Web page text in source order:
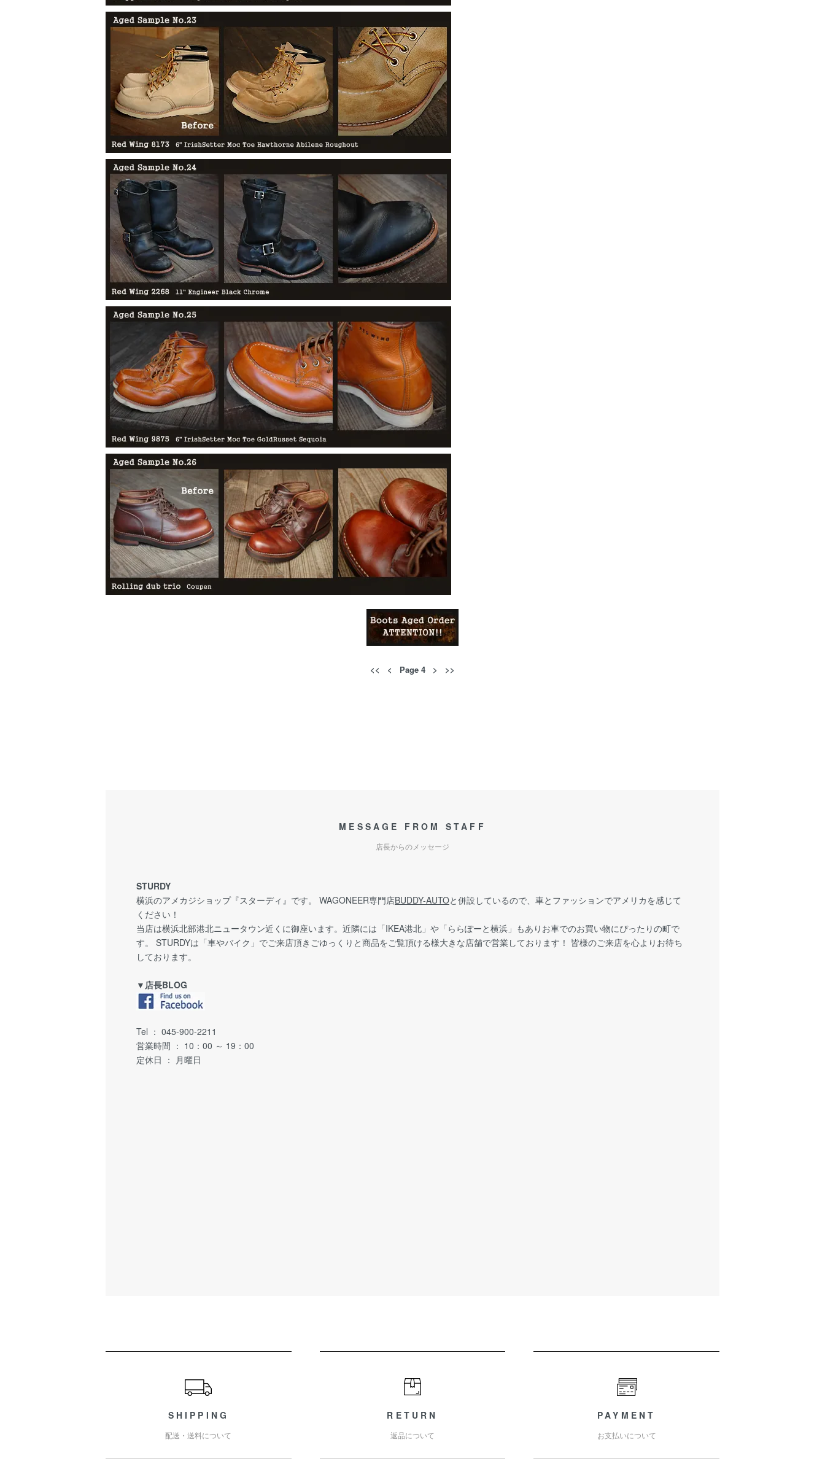
<< < Page 4 > >>
MESSAGE FROM STAFF
店長からのメッセージ
STURDY
横浜のアメカジショップ『スターディ』です。 WAGONEER専門店BUDDY-AUTOと併設しているので、車とファッションでアメリカを感じて
ください！
当店は横浜北部港北ニュータウン近くに御座います。近隣には「IKEA港北」や「ららぽーと横浜」もありお車でのお買い物にぴったりの町で
す。 STURDYは「車やバイク」でご来店頂きごゆっくりと商品をご覧頂ける様大きな店舗で営業しております！ 皆様のご来店を心よりお待ち
しております。
▼店長BLOG
Tel ： 045-900-2211
営業時間 ： 10：00 ～ 19：00
定休日 ： 月曜日
SHIPPING
配送・送料について
RETURN
返品について
PAYMENT
お支払いについて